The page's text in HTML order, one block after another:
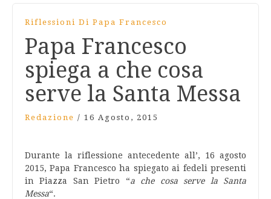
Riflessioni Di Papa Francesco
Papa Francesco
spiega a che cosa
serve la Santa Messa
Redazione / 16 Agosto, 2015
Durante la riflessione antecedente all’, 16 agosto
2015, Papa Francesco ha spiegato ai fedeli presenti
in Piazza San Pietro “a che cosa serve la Santa
Messa“.